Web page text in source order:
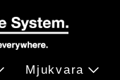
Mjukvara